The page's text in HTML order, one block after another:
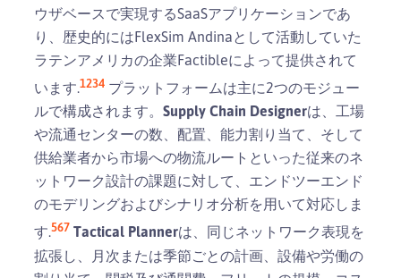
ウザベースで実現するSaaSアプリケーションであ
り、歴史的にはFlexSim Andinaとして活動していた
ラテンアメリカの企業Factibleによって提供されて
います.1234 プラットフォームは主に2つのモジュー
ルで構成されます。 Supply Chain Designerは、工場
や流通センターの数、配置、能力割り当て、そして
供給業者から市場への物流ルートといった従来のネ
ットワーク設計の課題に対して、エンドツーエンド
のモデリングおよびシナリオ分析を用いて対応しま
す.567 Tactical Plannerは、同じネットワーク表現を
拡張し、月次または季節ごとの計画、設備や労働の